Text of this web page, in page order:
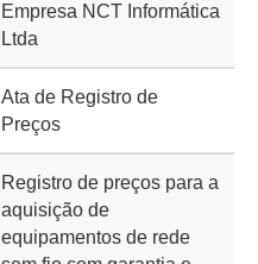
Empresa NCT Informática
Ltda
Ata de Registro de
Preços
Registro de preços para a
aquisição de
equipamentos de rede